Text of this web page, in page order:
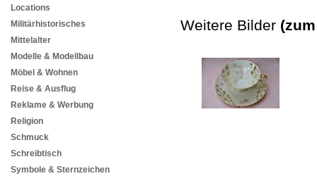
Locations
Militärhistorisches
Mittelalter
Modelle & Modellbau
Möbel & Wohnen
Reise & Ausflug
Reklame & Werbung
Religion
Schmuck
Schreibtisch
Symbole & Sternzeichen
Weitere Bilder